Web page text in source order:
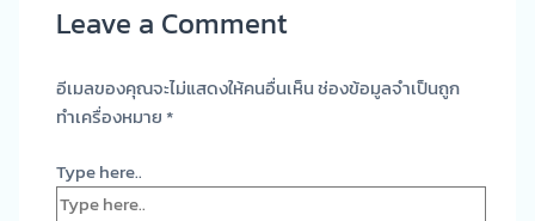
Leave a Comment
อีเมลของคุณจะไม่แสดงให้คนอื่นเห็นช่องข้อมูลจำเป็นถูก
ทำเครื่องหมาย*
Type here..